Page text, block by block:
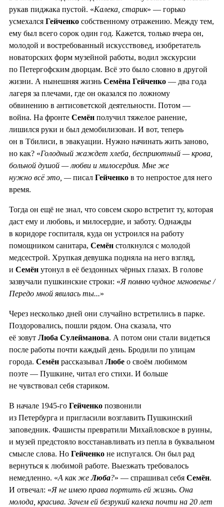
рукав пиджака пустой. «Калека, старик» — горько
усмехался Гейченко собственному отражению. Между тем,
ему был всего сорок один год. Кажется, только вчера он,
молодой и востребованный искусствовед, изобретатель
новаторских форм музейной работы, водил экскурсии
по Петергофским дворцам. Всё это было словно в другой
жизни. А нынешняя жизнь Семёна Гейченко — два года
лагеря за плечами, где он оказался по ложному
обвинению в антисоветской деятельности. Потом —
война. На фронте Семён получил тяжелое ранение,
лишился руки и был демобилизован. И вот, теперь
он в Тбилиси, в эвакуации. Нужно начинать жить заново,
но как? «Голодный жаждет хлеба, бесприютный — крова,
больной душой — любви и милосердия. Мне же
нужно всё это, —писал Гейченко в то непростое для него
время.
Тогда он ещё не знал, что совсем скоро встретит ту, которая
даст ему и любовь, и милосердие, и заботу. Однажды
в коридоре госпиталя, куда он устроился на работу
помощником санитара, Семён столкнулся с молодой
медсестрой. Хрупкая девушка подняла на него взгляд,
и Семён утонул в её бездонных чёрных глазах. В голове
зазвучали пушкинские строки: «Я помню чудное мгновенье /
Передо мной явилась ты...»
Через несколько дней они случайно встретились в парке.
Поздоровались, пошли рядом. Она сказала, что
её зовут Люба Сулейманова. А потом они стали видеться
после работы почти каждый день. Бродили по улицам
города. Семён рассказывал Любе о своём любимом
поэте — Пушкине, читал его стихи. И больше
не чувствовал себя стариком.
В начале 1945-го Гейченко позвонили
из Петербурга и пригласили возглавить Пушкинский
заповедник. Фашисты превратили Михайловское в руины,
и музей предстояло восстанавливать из пепла в буквальном
смысле слова. Но Гейченко не испугался. Он был рад
вернуться к любимой работе. Выезжать требовалось
немедленно. «А как жеЛюба?» — спрашивал себя Семён.
И отвечал: «Я не имею права портить ей жизнь. Она
молода, красива. Зачем ей безрукий калека почти на 20 лет